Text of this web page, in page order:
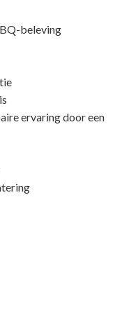
beleving
ervaring door een